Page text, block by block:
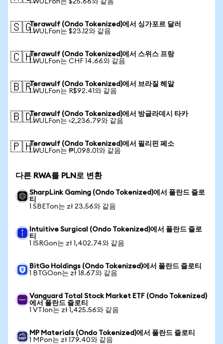
1 WULFon는 $25.66와 같음
🇸🇬Terawulf (Ondo Tokenized)에서 싱가포르 달러
1 WULFon는 $23.12와 같음
🇨🇭Terawulf (Ondo Tokenized)에서 스위스 프랑
1 WULFon는 CHF 14.66와 같음
🇧🇷Terawulf (Ondo Tokenized)에서 브라질 헤알
1 WULFon는 R$92.41와 같음
🇧🇩Terawulf (Ondo Tokenized)에서 방글라데시 타카
1 WULFon는 ৳2,236.79와 같음
🇵🇭Terawulf (Ondo Tokenized)에서 필리핀 페소
1 WULFon는 ₱1,098.01와 같음
다른 RWA를 PLN로 변환
SharpLink Gaming (Ondo Tokenized)에서 폴란드 즐로
티
1 SBETon는 zł 23.56와 같음
Intuitive Surgical (Ondo Tokenized)에서 폴란드 즐로
티
1 ISRGon는 zł 1,402.74와 같음
BitGo Holdings (Ondo Tokenized)에서 폴란드 즐로티
1 BTGOon는 zł 18.67와 같음
Vanguard Total Stock Market ETF (Ondo Tokenized)
에서 폴란드 즐로티
1 VTIon는 zł 1,425.56와 같음
MP Materials (Ondo Tokenized)에서 폴란드 즐로티
1 MPon는 zł 179.40와 같음